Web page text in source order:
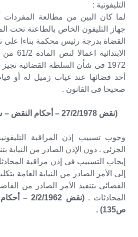
التليفونية :
لما كان البين من مطالعة المفردات
جهاز التليفون الخاص بالطاعنة تحت
القضاة بدرجة رئيس محكمة بناءا
1972 فى شأن السلطة القضائية
أحد قضائها عند غياب زميل له أو
صحيحا فى القانون .
(نقض 27/2/1978 – أحكام النقض – س29 ق34 ص193) .
وجوب تسبيب إذن المراقبة
الجزئى . دون الإذن الصادر من النيابة
إيجاب التسبيب فى إذن مراقبة
إلى الأمر الصادر من النيابة العامة
القضائى بتنفيذ الأمر الصادر من
المحادثات .
ص135) .